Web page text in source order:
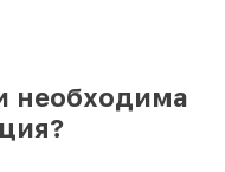
необходима